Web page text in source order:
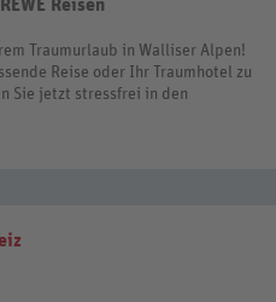
Reisen
Traumurlaub in Walliser Alpen!
Reise oder Ihr Traumhotel zu
Sie jetzt stressfrei in den